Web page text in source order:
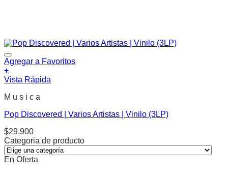
Agregar a Favoritos
+
Vista Rápida
M u s i c a
Pop Discovered | Varios Artistas | Vinilo (3LP)
$29.900
Categoria de producto
En Oferta